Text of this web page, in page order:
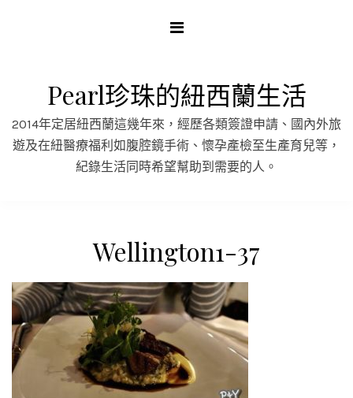
Pearl珍珠的紐西蘭生活
2014年定居紐西蘭這幾年來，經歷各類簽證申請、國內外旅
遊及在紐醫療福利如腹腔鏡手術、懷孕產檢至生產育兒等，
紀錄生活同時希望幫助到需要的人。
Wellington1-37